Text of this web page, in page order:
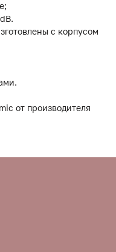
с корпусом
от производителя